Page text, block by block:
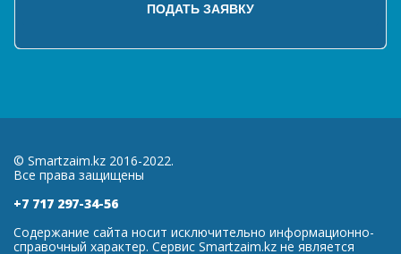
© Smartzaim.kz 2016-2022.
Все права защищены
+7 717 297-34-56
Содержание сайта носит исключительно информационно-
справочный характер. Сервис Smartzaim.kz не является